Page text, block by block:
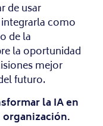
de usar
como
de la
la oportunidad
mejor
futuro.
la IA en